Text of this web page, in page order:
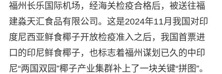
福州长乐国际机场，经海关检疫合格后，被送往福
建淼天汇食品有限公司。这是2024年11月我国对印
度尼西亚鲜食椰子开放检疫准入之后，我国首票进
口的印尼鲜食椰子，也标志着福州谋划已久的中印
尼“两国双园”椰子产业集群补上了一块关键“拼图”。